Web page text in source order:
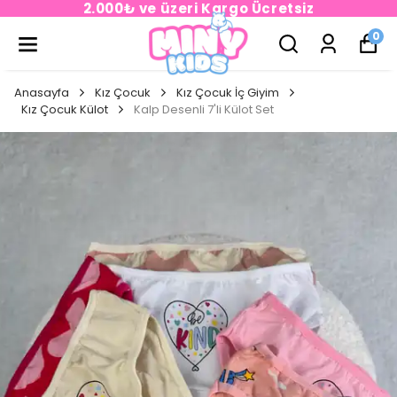
2.000₺ ve üzeri Kargo Ücretsiz
0
Anasayfa Kız Çocuk
Kız Çocuk İç Giyim
Kız Çocuk Külot
Kalp Desenli 7'li Külot Set